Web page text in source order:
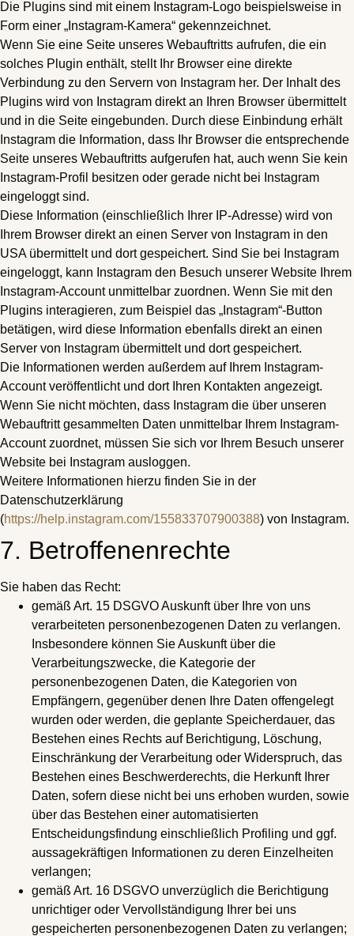
Die Plugins sind mit einem Instagram-Logo beispielsweise in
Form einer „Instagram-Kamera“ gekennzeichnet.
Wenn Sie eine Seite unseres Webauftritts aufrufen, die ein
solches Plugin enthält, stellt Ihr Browser eine direkte
Verbindung zu den Servern von Instagram her. Der Inhalt des
Plugins wird von Instagram direkt an Ihren Browser übermittelt
und in die Seite eingebunden. Durch diese Einbindung erhält
Instagram die Information, dass Ihr Browser die entsprechende
Seite unseres Webauftritts aufgerufen hat, auch wenn Sie kein
Instagram-Profil besitzen oder gerade nicht bei Instagram
eingeloggt sind.
Diese Information (einschließlich Ihrer IP-Adresse) wird von
Ihrem Browser direkt an einen Server von Instagram in den
USA übermittelt und dort gespeichert. Sind Sie bei Instagram
eingeloggt, kann Instagram den Besuch unserer Website Ihrem
Instagram-Account unmittelbar zuordnen. Wenn Sie mit den
Plugins interagieren, zum Beispiel das „Instagram“-Button
betätigen, wird diese Information ebenfalls direkt an einen
Server von Instagram übermittelt und dort gespeichert.
Die Informationen werden außerdem auf Ihrem Instagram-
Account veröffentlicht und dort Ihren Kontakten angezeigt.
Wenn Sie nicht möchten, dass Instagram die über unseren
Webauftritt gesammelten Daten unmittelbar Ihrem Instagram-
Account zuordnet, müssen Sie sich vor Ihrem Besuch unserer
Website bei Instagram ausloggen.
Weitere Informationen hierzu finden Sie in der
Datenschutzerklärung
(https://help.instagram.com/155833707900388) von Instagram.
7. Betroffenenrechte
Sie haben das Recht:
gemäß Art. 15 DSGVO Auskunft über Ihre von uns
verarbeiteten personenbezogenen Daten zu verlangen.
Insbesondere können Sie Auskunft über die
Verarbeitungszwecke, die Kategorie der
personenbezogenen Daten, die Kategorien von
Empfängern, gegenüber denen Ihre Daten offengelegt
wurden oder werden, die geplante Speicherdauer, das
Bestehen eines Rechts auf Berichtigung, Löschung,
Einschränkung der Verarbeitung oder Widerspruch, das
Bestehen eines Beschwerderechts, die Herkunft Ihrer
Daten, sofern diese nicht bei uns erhoben wurden, sowie
über das Bestehen einer automatisierten
Entscheidungsfindung einschließlich Profiling und ggf.
aussagekräftigen Informationen zu deren Einzelheiten
verlangen;
gemäß Art. 16 DSGVO unverzüglich die Berichtigung
unrichtiger oder Vervollständigung Ihrer bei uns
gespeicherten personenbezogenen Daten zu verlangen;